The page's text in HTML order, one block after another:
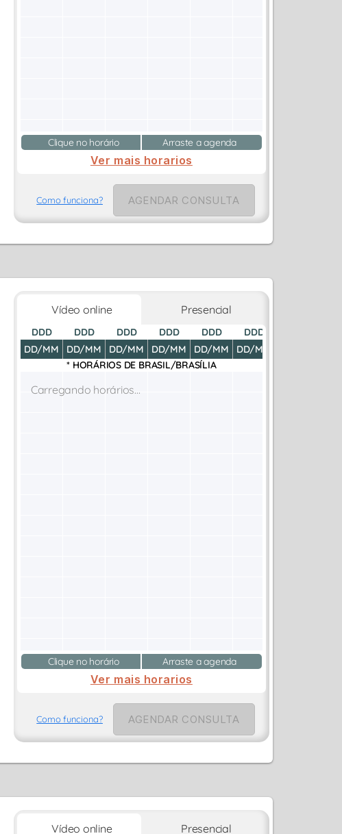
Clique no horário Arraste a agenda
Ver mais horarios
Como funciona? AGENDAR CONSULTA
Vídeo online Presencial
DDD
DD/MM
DDD
DD/MM
DDD
DD/MM
DDD
DD/MM
DDD
DD/MM
DDD
DD/MM
* HORÁRIOS DE BRASIL/BRASÍLIA
Carregando horários...
Clique no horário Arraste a agenda
Ver mais horarios
Como funciona? AGENDAR CONSULTA
Vídeo online Presencial